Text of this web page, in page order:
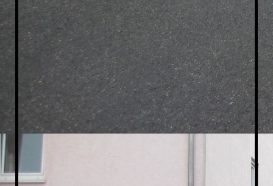
Taxi-Dreieich